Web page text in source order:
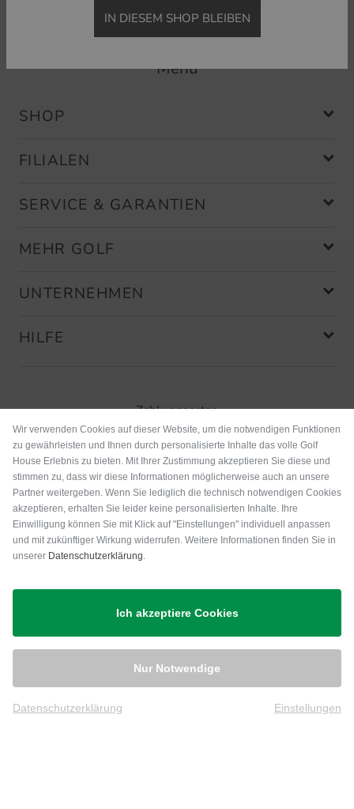
Menü
SHOP
FILIALEN
SERVICE & GARANTIEN
MEHR GOLF
UNTERNEHMEN
HILFE
Zahlungsarten
Versand
IN DIESEM SHOP BLEIBEN
Wir verwenden Cookies auf dieser Website, um die notwendigen Funktionen
zu gewährleisten und Ihnen durch personalisierte Inhalte das volle Golf
House Erlebnis zu bieten. Mit Ihrer Zustimmung akzeptieren Sie diese und
stimmen zu, dass wir diese Informationen möglicherweise auch an unsere
Partner weitergeben. Wenn Sie lediglich die technisch notwendigen Cookies
akzeptieren, erhalten Sie leider keine personalisierten Inhalte. Ihre
Einwilligung können Sie mit Klick auf "Einstellungen" individuell anpassen
und mit zukünftiger Wirkung widerrufen. Weitere Informationen finden Sie in
unserer Datenschutzerklärung.
Ich akzeptiere Cookies
Nur Notwendige
Datenschutzerklärung Einstellungen